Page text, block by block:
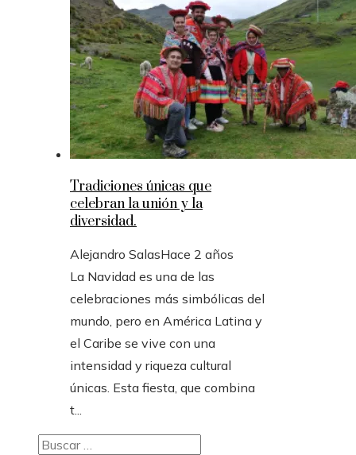
Tradiciones únicas que
celebran la unión y la
diversidad.
Alejandro SalasHace 2 años
La Navidad es una de las
celebraciones más simbólicas del
mundo, pero en América Latina y
el Caribe se vive con una
intensidad y riqueza cultural
únicas. Esta fiesta, que combina
t...
Buscar: